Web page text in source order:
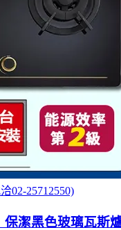
02-25712550)
潔黑色玻璃瓦斯